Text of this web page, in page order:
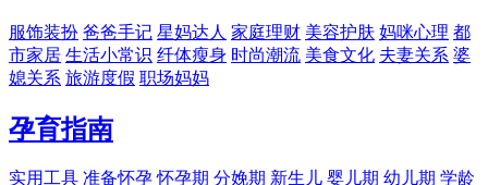
服饰装扮 爸爸手记 星妈达人 家庭理财 美容护肤 妈咪心理 都
市家居 生活小常识 纤体瘦身 时尚潮流 美食文化 夫妻关系 婆
媳关系 旅游度假 职场妈妈
孕育指南
实用工具 准备怀孕 怀孕期 分娩期 新生儿 婴儿期 幼儿期 学龄